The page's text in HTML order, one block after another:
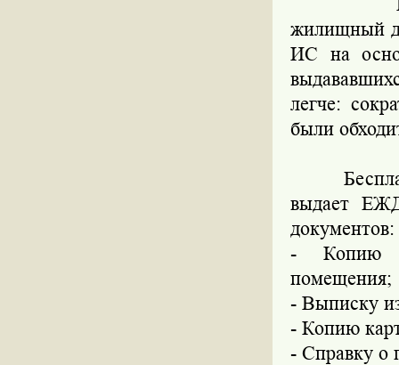
жилищный
ИС на
легче:
были
выдает
документов:
- Копию
помещения;
- Выписку
- Копию
- Справку о